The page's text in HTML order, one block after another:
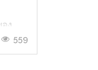
ง
559